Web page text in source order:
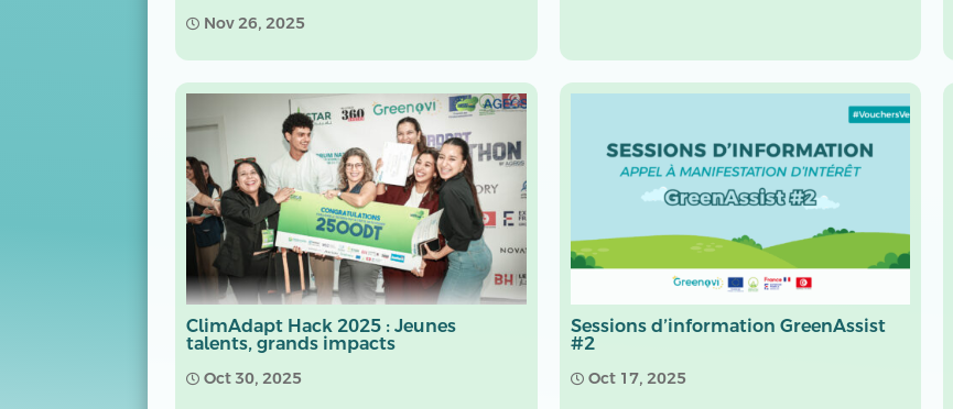
 Nov 26, 2025
ClimAdapt Hack 2025 : Jeunes
talents, grands impacts
 Oct 30, 2025
Sessions d’information GreenAssist
#2
 Oct 17, 2025